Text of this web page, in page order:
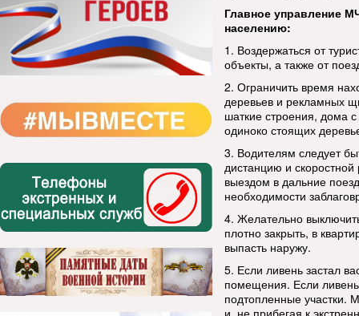
Главное управление
населению:
1. Воздержаться от
объекты, а также от
2. Ограничить время
деревьев и рекламных
шаткие строения, дома
одиноко стоящих
3. Водителям следует
дистанцию и
выездом в дальние
необходимости
4. Желательно
плотно закрыть, в
выпасть наружу.
5. Если ливень застал
помещения. Если ливень
подтопленные участки.
и, не прибегая к